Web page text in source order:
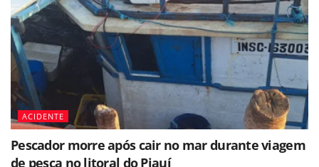
ACIDENTE
Pescador morre após cair no mar durante viagem
de pesca no litoral do Piauí